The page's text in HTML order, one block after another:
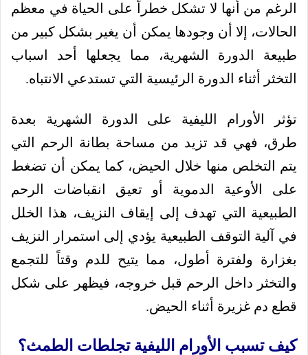
الرغم من أنها لا تشكل خطراً على الحياة في معظم
الحالات، إلا أن وجودها يمكن أن يغير بشكل كبير من
طبيعة الدورة الشهرية، مما يجعلها أحد اسباب
التخثر أثناء الدورة الرئيسية التي تستدعي الانتباه.
تؤثر الأورام الليفية على الدورة الشهرية بعدة
طرق، فهي قد تزيد من مساحة بطانة الرحم التي
يتم التخلص منها خلال الحيض، كما يمكن أن تضغط
على الأوعية الدموية أو تعيق انقباضات الرحم
الطبيعية التي تهدف إلى إيقاف النزيف، هذا الخلل
في آلية التوقف الطبيعية يؤدي إلى استمرار النزيف
بغزارة ولفترة أطول، مما يتيح للدم وقتاً للتجمع
والتخثر داخل الرحم قبل خروجه، فيظهر على شكل
قطع دم غزيرة أثناء الحيض.
كيف تسبب الأورام الليفية تجلطات الطمث؟